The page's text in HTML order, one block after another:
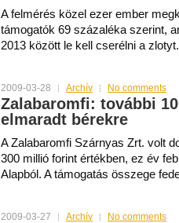
A felmérés közel ezer ember
támogatók 69 százaléka szerint,
2013 között le kell cserélni a
2009-03-28 Archív No comments
Zalabaromfi: további
elmaradt bérekre
A Zalabaromfi Szárnyas Zrt. volt
300 millió forint értékben, ez év
Alapból. A támogatás összege
2009-03-27 Archív No comments